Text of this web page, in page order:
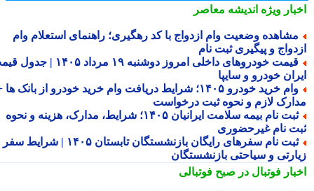
ویژهاندیشه معاصر
وضعیت وام ازدواج با کد رهگیری؛ راهنمای استعلام وام
و پیگیری ثبت نام
قیمت خودروهای داخلی امروز دوشنبه ۱۹ مرداد ۱۴۰۵ | جدول قیمت
خودرو و سایپا
وام خرید خودرو ۱۴۰۵؛ شرایط دریافت وام خرید خودرو از بانک ها +
لازم و نحوه ثبت درخواست
ثبت نام بیمه سلامت ایرانیان ۱۴۰۵؛ شرایط، مدارک، هزینه و نحوه
نام غیرحضوری
ثبت نام سفرهای رایگان بازنشستگان تابستان ۱۴۰۵ | شرایط سفر
و سیاحتی بازنشستگان
فوتبال در صبح فوتبالی